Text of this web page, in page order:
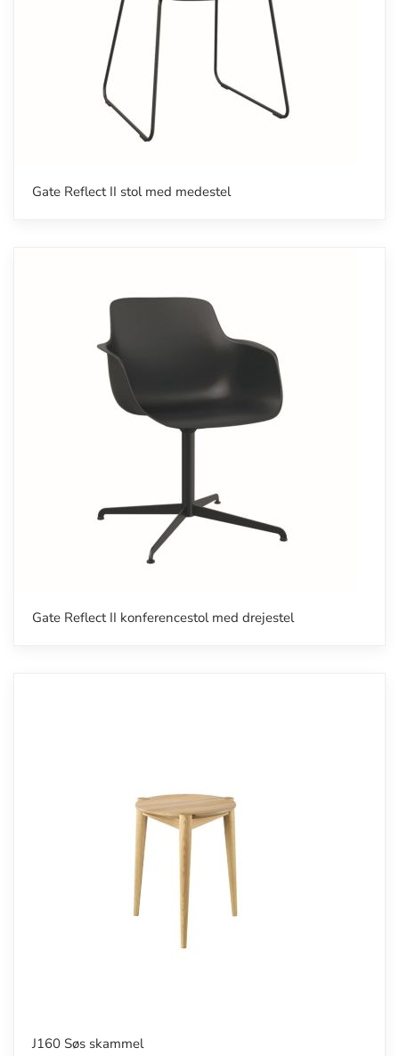
Gate Reflect II stol med medestel
Gate Reflect II konferencestol med drejestel
J160 Søs skammel